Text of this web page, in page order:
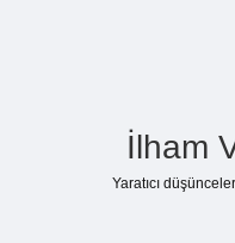
İlham
Yaratıcı